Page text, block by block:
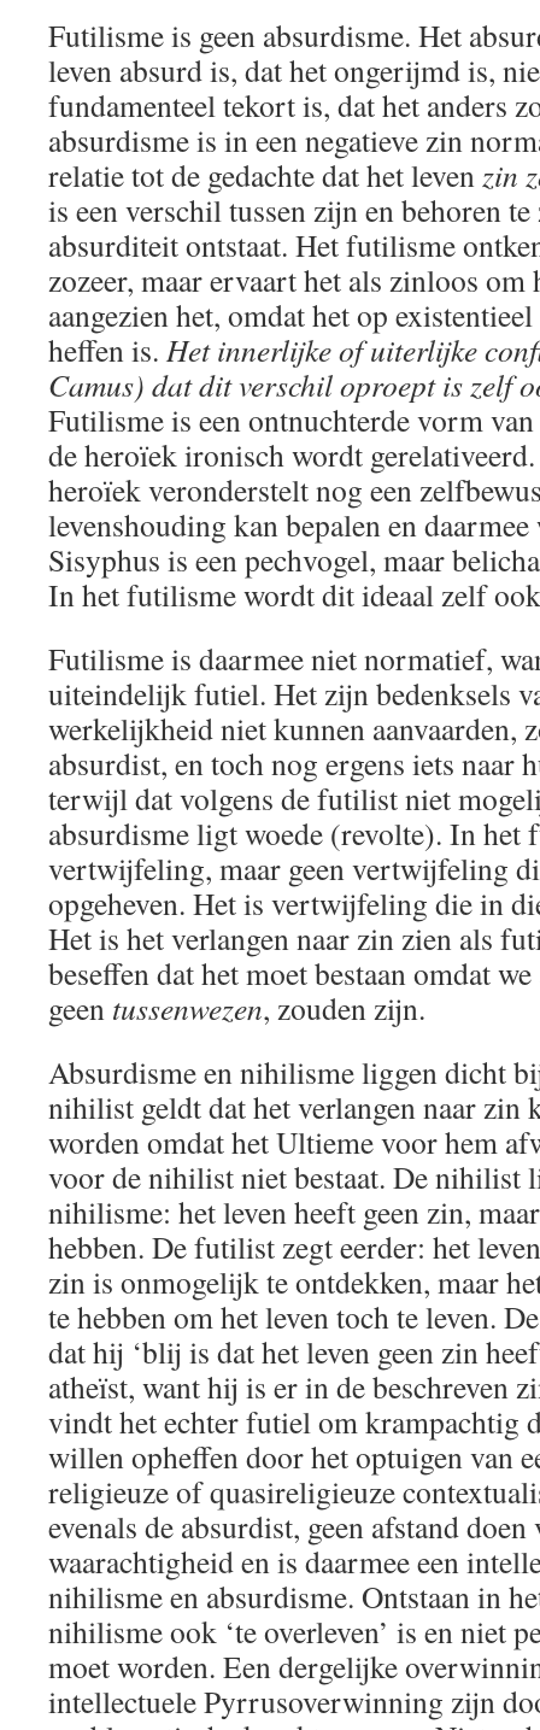
Futilisme is geen absurdisme. Het
leven absurd is, dat het ongerijmd is,
fundamenteel tekort is, dat het anders
absurdisme is in een negatieve zin
relatie tot de gedachte dat het levenzin
is een verschil tussen zijn en behoren
absurditeit ontstaat. Het futilisme
zozeer, maar ervaart het als zinloos om
aangezien het, omdat het op
heffen is. Het innerlijke of uiterlijke
Camus) dat dit verschil oproept is zelf
Futilisme is een ontnuchterde vorm
de heroïek ironisch wordt
heroïek veronderstelt nog een
levenshouding kan bepalen en
Sisyphus is een pechvogel, maar
In het futilisme wordt dit ideaal zelf
Futilisme is daarmee niet normatief,
uiteindelijk futiel. Het zijn bedenksels
werkelijkheid niet kunnen aanvaarden,
absurdist, en toch nog ergens iets naar
terwijl dat volgens de futilist niet
absurdisme ligt woede (revolte). In
vertwijfeling, maar geen vertwijfeling
opgeheven. Het is vertwijfeling die in
Het is het verlangen naar zin zien als
beseffen dat het moet bestaan omdat
geen tussenwezen, zouden zijn.
Absurdisme en nihilisme liggen dicht
nihilist geldt dat het verlangen naar zin
worden omdat het Ultieme voor hem
voor de nihilist niet bestaat. De nihilist
nihilisme: het leven heeft geen zin,
hebben. De futilist zegt eerder: het
zin is onmogelijk te ontdekken, maar
te hebben om het leven toch te leven.
dat hij ‘blij is dat het leven geen zin
atheïst, want hij is er in de beschreven
vindt het echter futiel om krampachtig
willen opheffen door het optuigen van
religieuze of quasireligieuze
evenals de absurdist, geen afstand
waarachtigheid en is daarmee een
nihilisme en absurdisme. Ontstaan in
nihilisme ook ‘te overleven’ is en niet
moet worden. Een dergelijke
intellectuele Pyrrusoverwinning zijn